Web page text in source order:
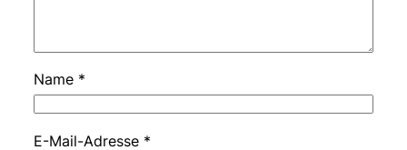
Name *
E-Mail-Adresse *